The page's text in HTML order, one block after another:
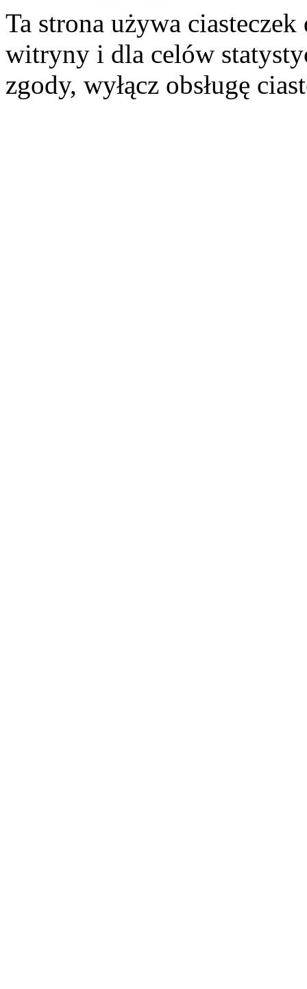
Ta strona używa
witryny i dla celów
zgody, wyłącz obsługę